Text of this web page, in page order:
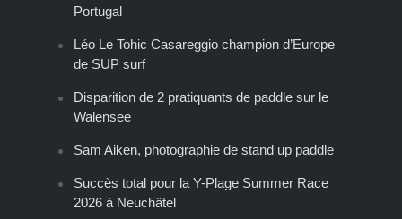
Portugal
Léo Le Tohic Casareggio champion d’Europe
de SUP surf
Disparition de 2 pratiquants de paddle sur le
Walensee
Sam Aiken, photographie de stand up paddle
Succès total pour la Y-Plage Summer Race
2026 à Neuchâtel